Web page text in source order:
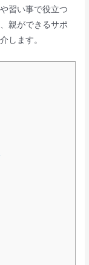
習い事で役立つ
親ができるサポ
します。